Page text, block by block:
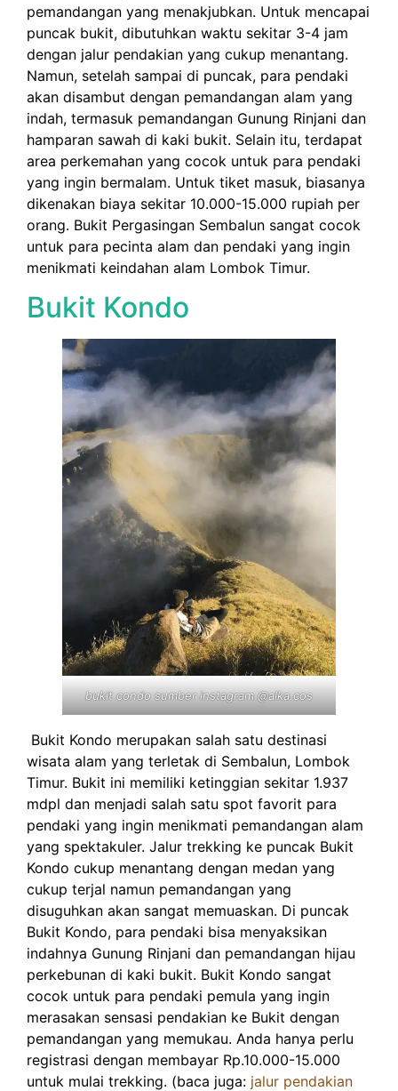
pemandangan yang menakjubkan. Untuk mencapai
puncak bukit, dibutuhkan waktu sekitar 3-4 jam
dengan jalur pendakian yang cukup menantang.
Namun, setelah sampai di puncak, para pendaki
akan disambut dengan pemandangan alam yang
indah, termasuk pemandangan Gunung Rinjani dan
hamparan sawah di kaki bukit. Selain itu, terdapat
area perkemahan yang cocok untuk para pendaki
yang ingin bermalam. Untuk tiket masuk, biasanya
dikenakan biaya sekitar 10.000-15.000 rupiah per
orang. Bukit Pergasingan Sembalun sangat cocok
untuk para pecinta alam dan pendaki yang ingin
menikmati keindahan alam Lombok Timur.
Bukit Kondo
bukit condo sumber instagram @alka.cos
Bukit Kondo merupakan salah satu destinasi
wisata alam yang terletak di Sembalun, Lombok
Timur. Bukit ini memiliki ketinggian sekitar 1.937
mdpl dan menjadi salah satu spot favorit para
pendaki yang ingin menikmati pemandangan alam
yang spektakuler. Jalur trekking ke puncak Bukit
Kondo cukup menantang dengan medan yang
cukup terjal namun pemandangan yang
disuguhkan akan sangat memuaskan. Di puncak
Bukit Kondo, para pendaki bisa menyaksikan
indahnya Gunung Rinjani dan pemandangan hijau
perkebunan di kaki bukit. Bukit Kondo sangat
cocok untuk para pendaki pemula yang ingin
merasakan sensasi pendakian ke Bukit dengan
pemandangan yang memukau. Anda hanya perlu
registrasi dengan membayar Rp.10.000-15.000
untuk mulai trekking. (baca juga: jalur pendakian